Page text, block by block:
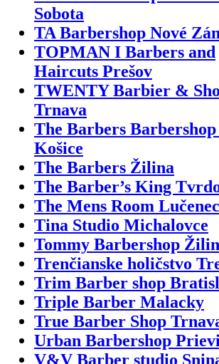
Sobota
TA Barbershop Nové
TOPMAN I Barbers and
Haircuts Prešov
TWENTY Barbier &
Trnava
The Barbers
Košice
The Barbers Žilina
The Barber’s King
The Mens Room Lučenec
Tina Studio Michalovce
Tommy Barbershop
Trenčianske holičstvo
Trim Barber shop
Triple Barber Malacky
True Barber Shop
Urban Barbershop
V&V Barber studio